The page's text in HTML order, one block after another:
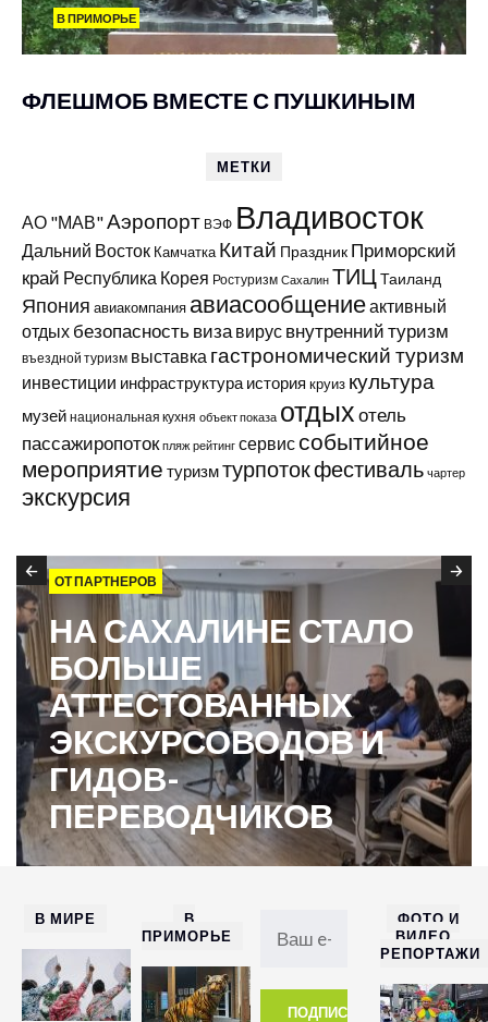
В ПРИМОРЬЕ
ФЛЕШМОБ ВМЕСТЕ С ПУШКИНЫМ
МЕТКИ
АО "МАВ"Аэропорт ВЭФ Владивосток
Дальний Восток Камчатка Китай Праздник Приморский
край Республика Корея Ростуризм Сахалин ТИЦТаиланд
Япония авиакомпания авиасообщениеактивный
отдых безопасность виза вирус внутренний туризм
въездной туризм выставка гастрономический туризм
инвестиции инфраструктура история круиз культура
музей национальная кухня объект показа отдыхотель
пассажиропоток пляж рейтинг сервис событийное
мероприятие туризмтурпотокфестиваль чартер
экскурсия
ОТ ПАРТНЕРОВ
НА САХАЛИНЕ СТАЛО
БОЛЬШЕ
АТТЕСТОВАННЫХ
ЭКСКУРСОВОДОВ И
ГИДОВ-
ПЕРЕВОДЧИКОВ
В МИРЕ
В
ПРИМОРЬЕ
ФОТО И
ВИДЕО
РЕПОРТАЖИ